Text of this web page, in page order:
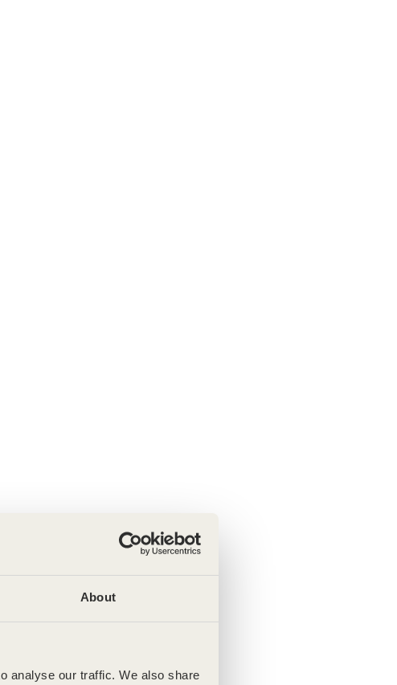
About
analyse our traffic. We also share